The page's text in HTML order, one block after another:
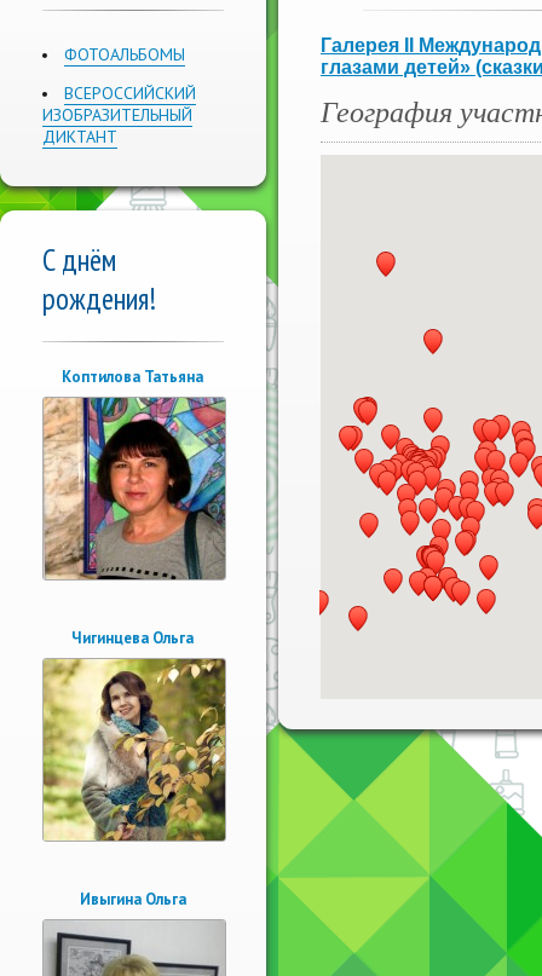
ФОТОАЛЬБОМЫ
ВСЕРОССИЙСКИЙ
ИЗОБРАЗИТЕЛЬНЫЙ
ДИКТАНТ
С днём
рождения!
Коптилова Татьяна
Чигинцева Ольга
Ивыгина Ольга
Галерея II
глазами детей»
География